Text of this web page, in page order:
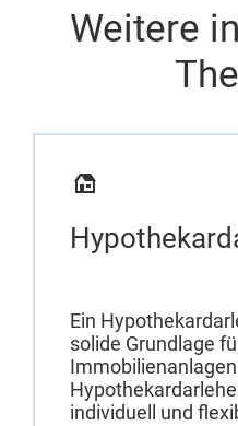
Weitere
Ein
solide Grundlage
individuell und